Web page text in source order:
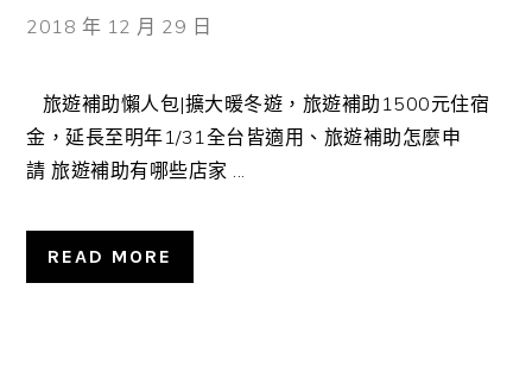
2018 年 12 月 29 日
旅遊補助懶人包|擴大暖冬遊，旅遊補助1500元住宿
金，延長至明年1/31全台皆適用、旅遊補助怎麼申
請 旅遊補助有哪些店家 ...
READ MORE